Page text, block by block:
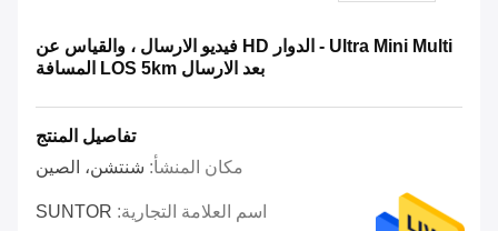
Ultra Mini Multi - الدوار HD فيديو الارسال ، والقياس عن
بعد الارسال LOS 5km المسافة
تفاصيل المنتج
مكان المنشأ: شنتشن، الصين
اسم العلامة التجارية: SUNTOR